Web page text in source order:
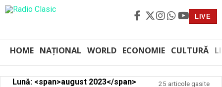
LIVE
HOME NAȚIONAL WORLD ECONOMIE CULTURĂ
Lună: <span>august 2023</span> 25 articole gasite